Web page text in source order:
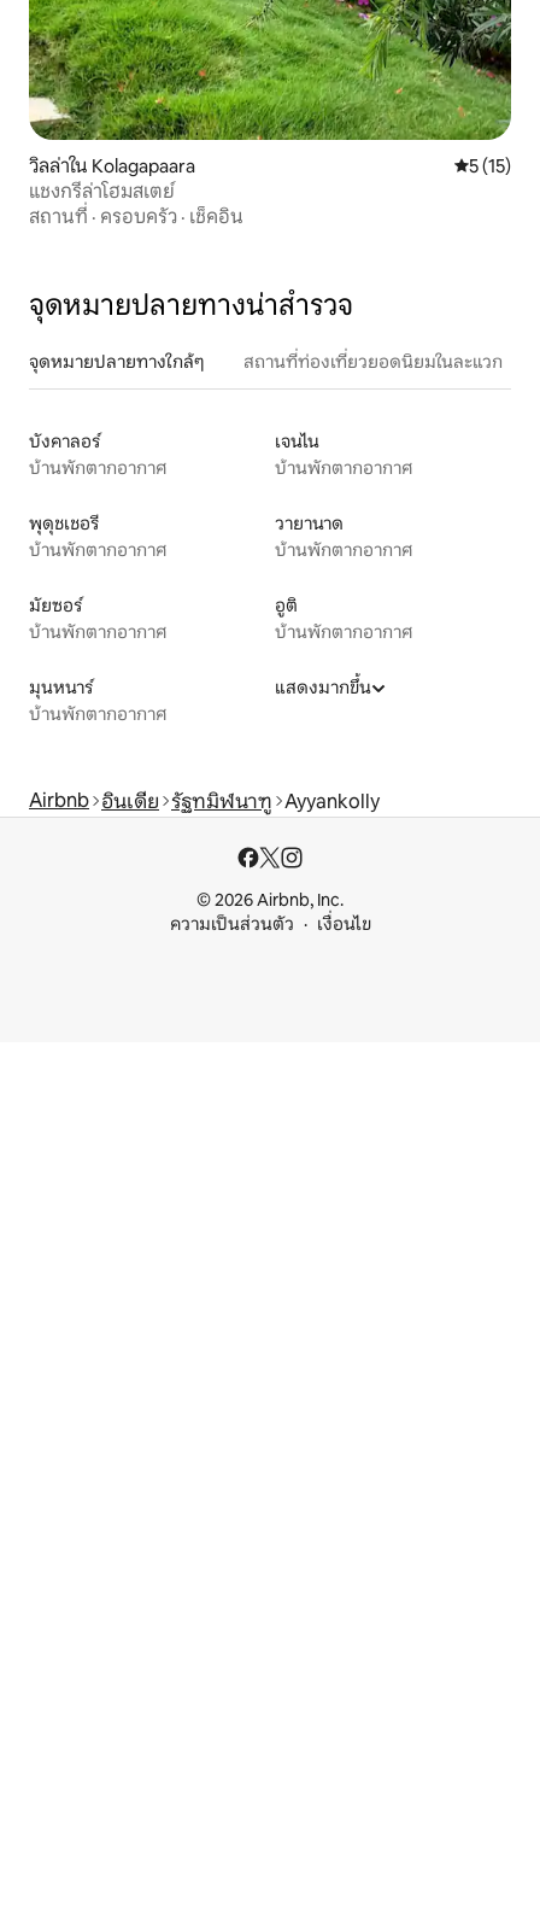
วิลล่าใน Kolagapaara คะแนนเฉลี่
5 (15)
แชงกรีล่าโฮมสเตย์
สถานที่ · ครอบครัว · เช็คอิน
จุดหมายปลายทางน่าสำรวจ
จุดหมายปลายทางใกล้ๆ สถานที่ท่องเที่ยวยอดนิยมในละแวก
บังคาลอร์
บ้านพักตากอากาศ
เจนไน
บ้านพักตากอากาศ
พุดุชเชอรี
บ้านพักตากอากาศ
วายานาด
บ้านพักตากอากาศ
มัยซอร์
บ้านพักตากอากาศ
อูติ
บ้านพักตากอากาศ
มุนหนาร์
บ้านพักตากอากาศ
แสดงมากขึ้น
Airbnb อินเดีย รัฐทมิฬนาฑู Ayyankolly
© 2026 Airbnb, Inc.
ความเป็นส่วนตัว
เงื่อนไข